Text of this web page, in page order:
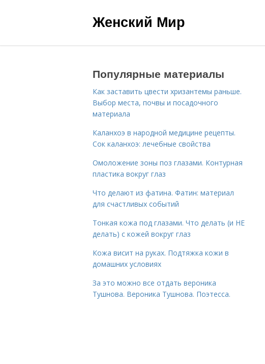
Женский Мир
Популярные материалы
Как заставить цвести хризантемы раньше.
Выбор места, почвы и посадочного
материала
Каланхоэ в народной медицине рецепты.
Сок каланхоэ: лечебные свойства
Омоложение зоны поз глазами. Контурная
пластика вокруг глаз
Что делают из фатина. Фатин: материал
для счастливых событий
Тонкая кожа под глазами. Что делать (и НЕ
делать) с кожей вокруг глаз
Кожа висит на руках. Подтяжка кожи в
домашних условиях
За это можно все отдать вероника
Тушнова. Вероника Тушнова. Поэтесса.